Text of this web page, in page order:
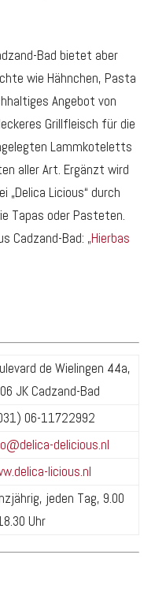
Bad bietet aber
wie Hähnchen, Pasta
Angebot von
Grillfleisch für die
Lammkoteletts
aller Art. Ergänzt wird
„Delica Licious“ durch
Tapas oder Pasteten.
Cadzand-Bad: „Hierbas
de Wielingen 44a,
JK Cadzand-Bad
06-11722992
delicious.nl
licious.nl
jeden Tag, 9.00
Uhr